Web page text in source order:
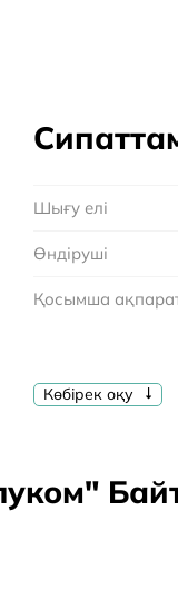
Шығу елі
Өндіруші
Қосымша
Көбірек оқу